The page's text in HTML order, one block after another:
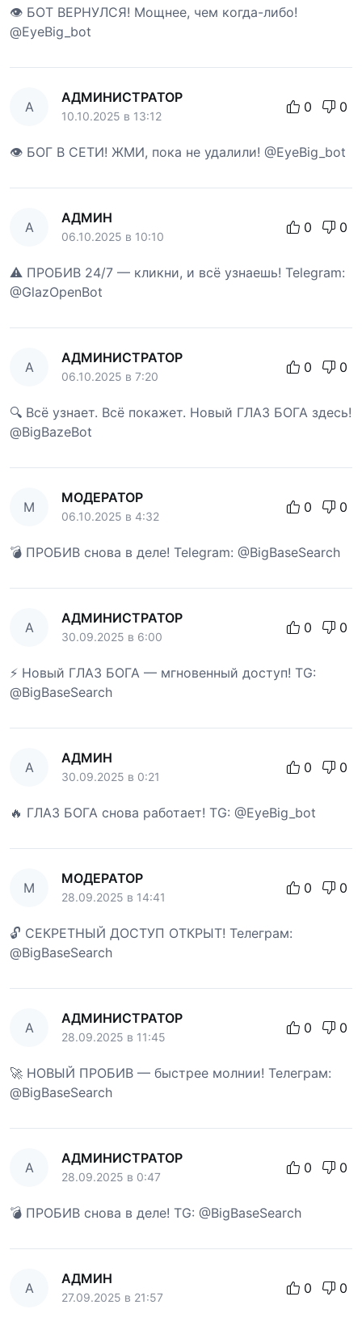
👁 БОТ ВЕРНУЛСЯ! Мощнее, чем когда-либо!
@EyeBig_bot
А
АДМИНИСТРАТОР
10.10.2025 в 13:12
0 0
👁 БОГ В СЕТИ! ЖМИ, пока не удалили! @EyeBig_bot
А
АДМИН
06.10.2025 в 10:10
0 0
⚠️ ПРОБИВ 24/7 — кликни, и всё узнаешь! Telegram:
@GlazOpenBot
А
АДМИНИСТРАТОР
06.10.2025 в 7:20
0 0
🔍 Всё узнает. Всё покажет. Новый ГЛАЗ БОГА здесь!
@BigBazeBot
М
МОДЕРАТОР
06.10.2025 в 4:32
0 0
💣 ПРОБИВ снова в деле! Telegram: @BigBaseSearch
А
АДМИНИСТРАТОР
30.09.2025 в 6:00
0 0
⚡ Новый ГЛАЗ БОГА — мгновенный доступ! TG:
@BigBaseSearch
А
АДМИН
30.09.2025 в 0:21
0 0
🔥 ГЛАЗ БОГА снова работает! TG: @EyeBig_bot
М
МОДЕРАТОР
28.09.2025 в 14:41
0 0
🔓 СЕКРЕТНЫЙ ДОСТУП ОТКРЫТ! Телеграм:
@BigBaseSearch
А
АДМИНИСТРАТОР
28.09.2025 в 11:45
0 0
🚀 НОВЫЙ ПРОБИВ — быстрее молнии! Телеграм:
@BigBaseSearch
А
АДМИНИСТРАТОР
28.09.2025 в 0:47
0 0
💣 ПРОБИВ снова в деле! TG: @BigBaseSearch
А
АДМИН
27.09.2025 в 21:57
0 0